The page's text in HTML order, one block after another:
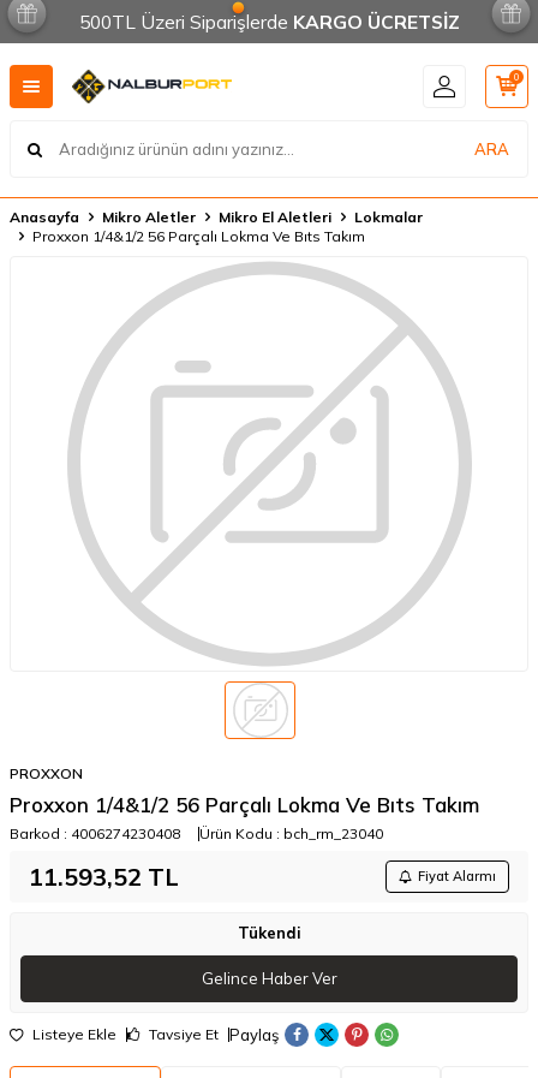
500TL Üzeri Siparişlerde KARGO ÜCRETSİZ
ARA
0
Anasayfa Mikro Aletler Mikro El Aletleri
Lokmalar
Proxxon 1/4&1/2 56 Parçalı Lokma Ve Bıts Takım
PROXXON
Proxxon 1/4&1/2 56 Parçalı Lokma Ve Bıts Takım
Barkod : 4006274230408 Ürün Kodu : bch_rm_23040
11.593,52 TL Fiyat Alarmı
Tükendi
Gelince Haber Ver
Listeye Ekle Tavsiye Et Paylaş